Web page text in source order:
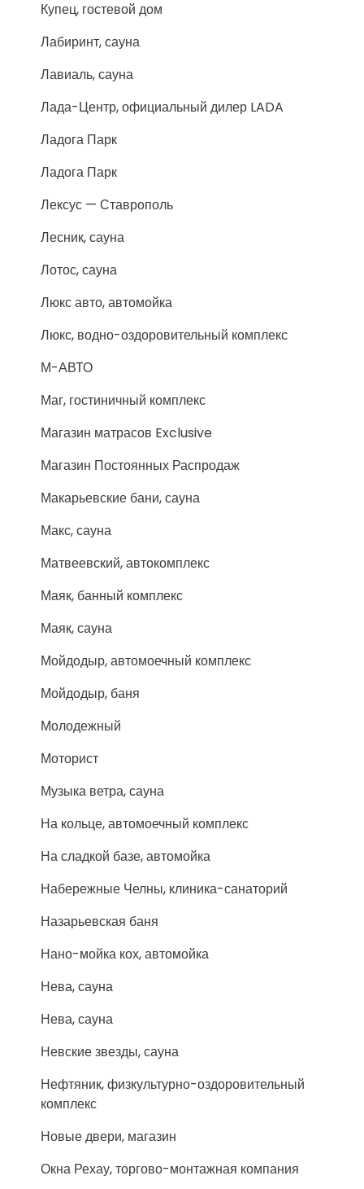
Купец, гостевой дом
Лабиринт, сауна
Лавиаль, сауна
Лада-Центр, официальный дилер LADA
Ладога Парк
Ладога Парк
Лексус — Ставрополь
Лесник, сауна
Лотос, сауна
Люкс авто, автомойка
Люкс, водно-оздоровительный комплекс
М-АВТО
Маг, гостиничный комплекс
Магазин матрасов Exclusive
Магазин Постоянных Распродаж
Макарьевские бани, сауна
Макс, сауна
Матвеевский, автокомплекс
Маяк, банный комплекс
Маяк, сауна
Мойдодыр, автомоечный комплекс
Мойдодыр, баня
Молодежный
Моторист
Музыка ветра, сауна
На кольце, автомоечный комплекс
На сладкой базе, автомойка
Набережные Челны, клиника-санаторий
Назарьевская баня
Нано-мойка кох, автомойка
Нева, сауна
Нева, сауна
Невские звезды, сауна
Нефтяник, физкультурно-оздоровительный
комплекс
Новые двери, магазин
Окна Рехау, торгово-монтажная компания